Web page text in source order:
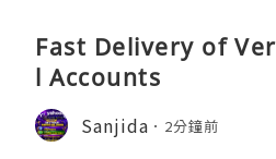
Fast Delivery of
l Accounts
Sanjida 2分鐘前